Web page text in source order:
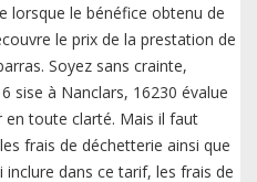
lorsque le bénéfice obtenu de
le prix de la prestation de
Soyez sans crainte,
sise à Nanclars, 16230 évalue
en toute clarté. Mais il faut
frais de déchetterie ainsi que
dans ce tarif, les frais de